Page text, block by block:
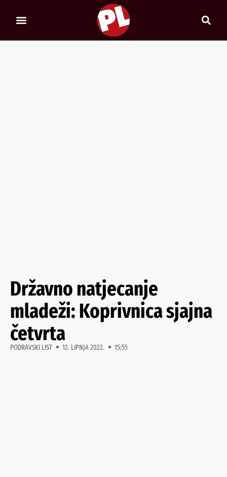
Državno natjecanje
mladeži: Koprivnica sjajna
četvrta
PODRAVSKI LIST 12. LIPNJA 2022. 15:55